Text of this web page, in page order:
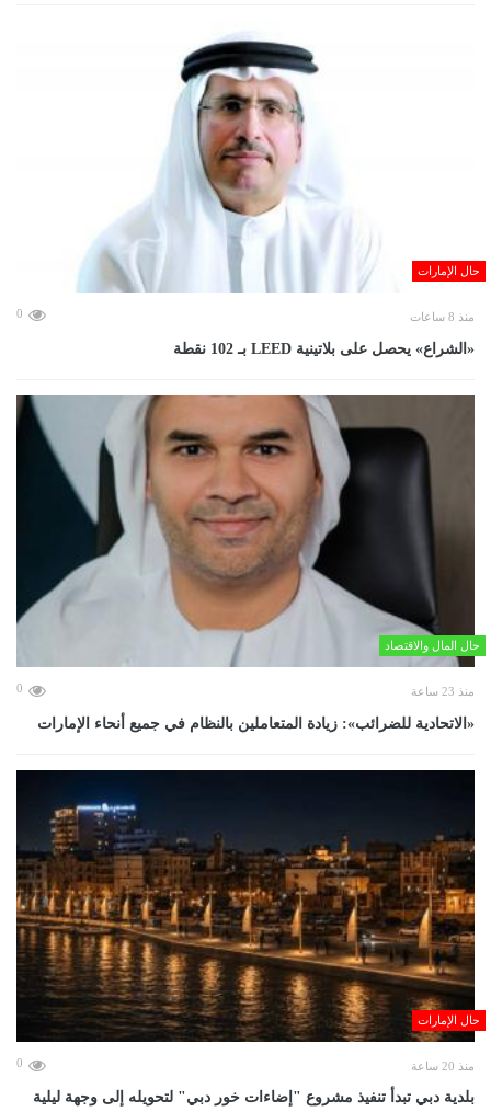
حال الإمارات
منذ 8 ساعات 0
«الشراع» يحصل على بلاتينية LEED بـ 102 نقطة
حال المال والاقتصاد
منذ 23 ساعة 0
«الاتحادية للضرائب»: زيادة المتعاملين بالنظام في جميع أنحاء الإمارات
حال الإمارات
منذ 20 ساعة 0
بلدية دبي تبدأ تنفيذ مشروع "إضاءات خور دبي" لتحويله إلى وجهة ليلية